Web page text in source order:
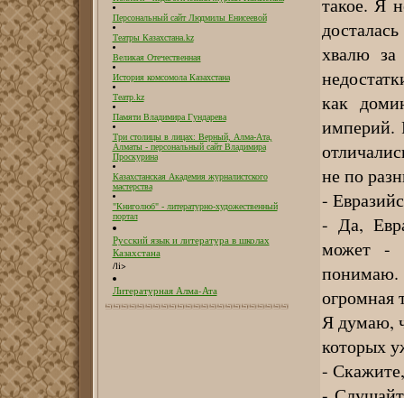
Персональный сайт Людмилы Енисеевой
Театры Казахстана.kz
Великая Отечественная
История комсомола Казахстана
Театр.kz
Памяти Владимира Гундарева
Три столицы в лицах: Верный, Алма-Ата,
Алматы - персональный сайт Владимира
Проскурина
Казахстанская Академия журналистского
мастерства
"Книголюб" - литературно-художественный
портал
Русский язык и литература в школах
Казахстана
/li>
Литературная Алма-Ата
хвалю за
как
империй.
не по
-
- Да,
может -
понимаю.
огромная
Я думаю,
которых
- Скажите,